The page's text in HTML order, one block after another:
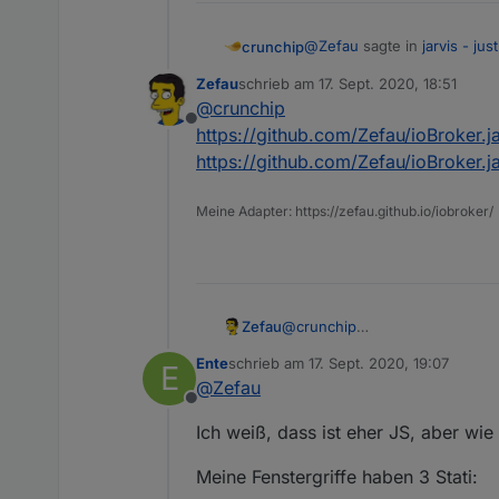
crunchip@Zefau sagte in jarvis -
Ja Sonoff und Zigbee, da
sonoff
Spoiler
Zefau sagte in
Jaein. Sie werden ja
ich habe aktuell diese
Offline
Zefauschrieb am 17. Sept. 2020, 18:51
zuletzt editiert von
@crunchip
https://github.com/Zefau/
https://github.com/Zefau/
Meine Adapter: https://zefau.github.io/iobroker/
Zefau@crunchip
https://github.com/Zefau/
E
Offline
Enteschrieb am 17. Sept. 2020, 19:07
zuletzt editiert von
@Zefau
Ich weiß, dass ist eher JS, aber
Meine Fenstergriffe haben 3 Stati: